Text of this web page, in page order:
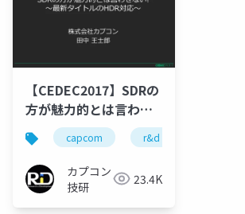
【CEDEC2017】SDRの
方が魅力的とは言わせ
ない! ～最新タイトルの
HDR対応～
capcom r&d
カプコン
技研
23.4K